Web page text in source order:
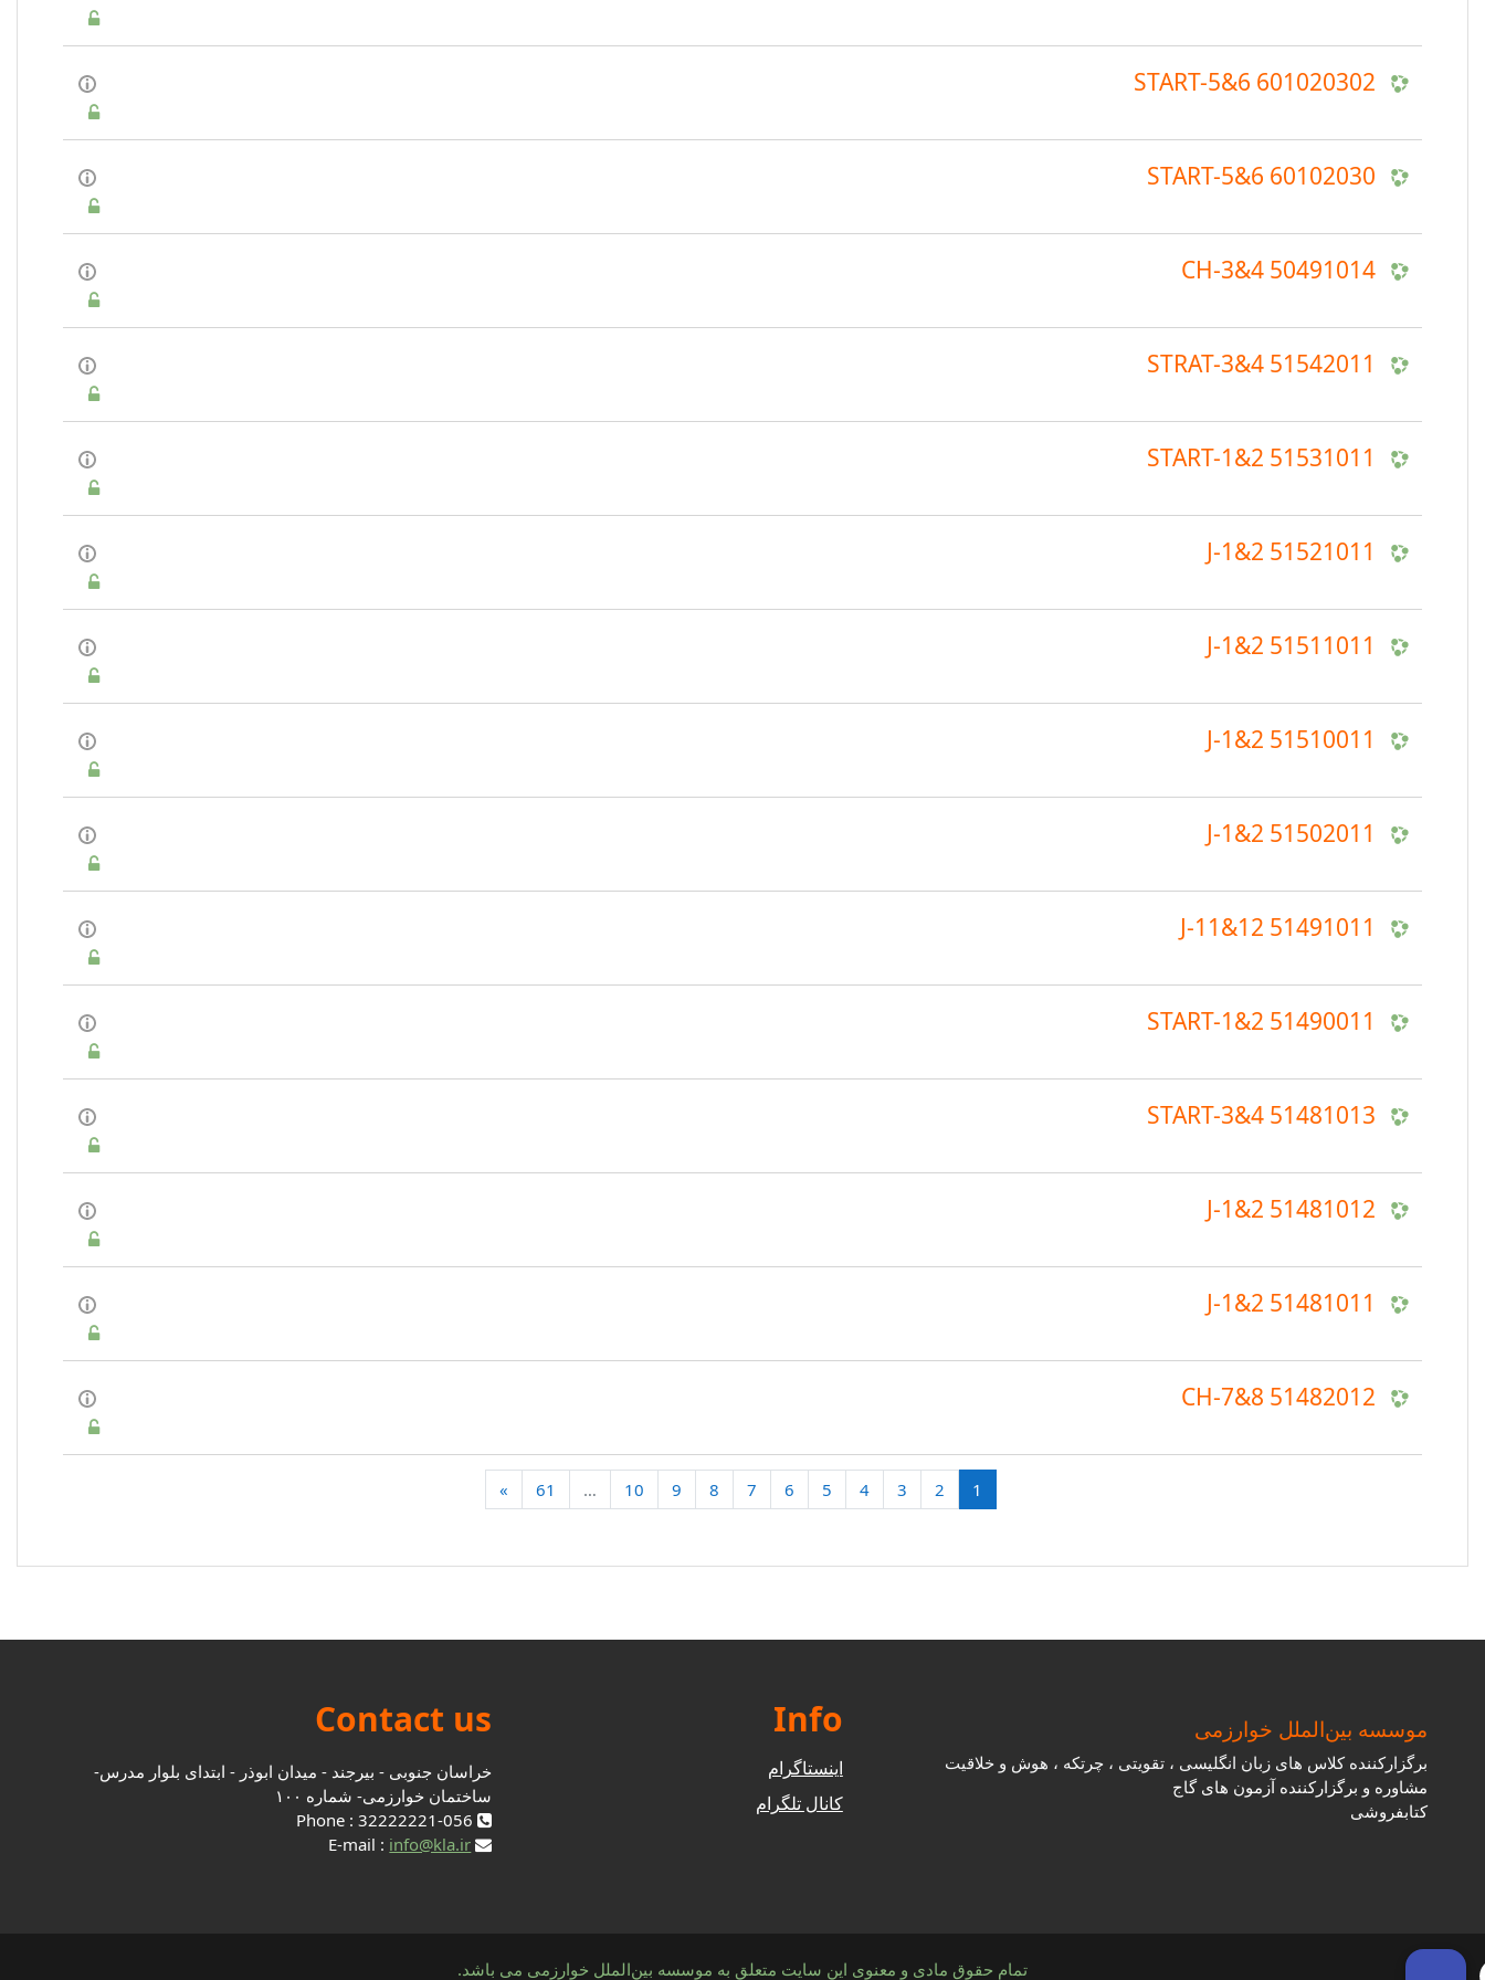
601020302 START-5&6
60102030 START-5&6
50491014 CH-3&4
51542011 STRAT-3&4
51531011 START-1&2
51521011 J-1&2
51511011 J-1&2
51510011 J-1&2
51502011 J-1&2
51491011 J-11&12
51490011 START-1&2
51481013 START-3&4
51481012 J-1&2
51481011 J-1&2
51482012 CH-7&8
1
2
3
4
5
6
7
8
9
10
…
61
»ادامه
موسسه بین‌الملل خوارزمی
برگزارکننده کلاس های زبان انگلیسی ، تقویتی ، چرتکه ، هوش و خلاقیت
مشاوره و برگزارکننده آزمون های گاج
کتابفروشی
Info
اینستاگرام
کانال تلگرام
Contact us
خراسان جنوبی - بیرجند - میدان ابوذر - ابتدای بلوار مدرس-
ساختمان خوارزمی- شماره ۱۰۰
Phone : 32222221-056
E-mail :
info@kla.ir
تمام حقوق مادی و معنوی این سایت متعلق به موسسه بین‌الملل خوارزمی می باشد.